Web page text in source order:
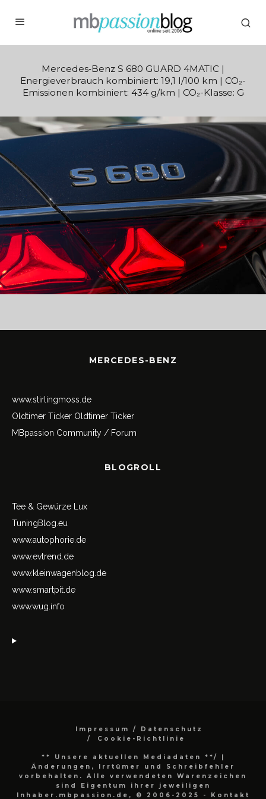
Mercedes‑Benz S 680 GUARD 4MATIC |
Energieverbrauch kombiniert: 19,1 l/100 km | CO₂-
Emissionen kombiniert: 434 g/km | CO₂-Klasse: G
MERCEDES-BENZ
www.stirlingmoss.de
Oldtimer Ticker Oldtimer Ticker
MBpassion Community / Forum
BLOGROLL
Tee & Gewürze Lux
TuningBlog.eu
www.autophorie.de
www.evtrend.de
www.kleinwagenblog.de
www.smartpit.de
www.wug.info
Impressum / Datenschutz
Cookie-Richtlinie
** Unsere aktuellen Mediadaten **/
|
Änderungen, Irrtümer und Schreibfehler
vorbehalten. Alle verwendeten Warenzeichen
sind Eigentum ihrer jeweiligen
Inhaber.mbpassion.de, © 2006-2025 - Kontakt